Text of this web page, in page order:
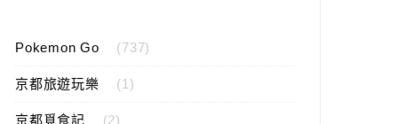
Pokemon Go (737)
京都旅遊玩樂 (1)
京都覓食記 (2)